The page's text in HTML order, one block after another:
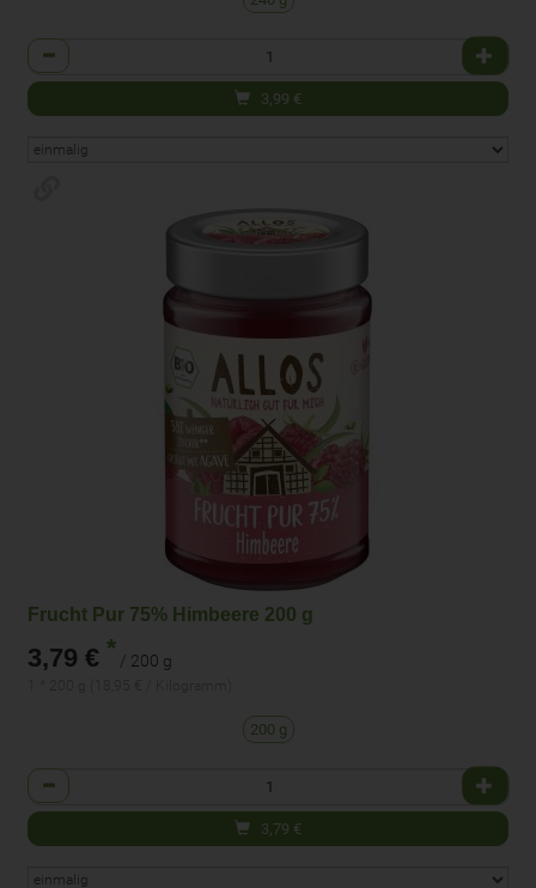
Anzahl
3,99 €
Frucht Pur 75% Himbeere 200 g
3,79 € * / 200 g
200 g
Anzahl
3,79 €